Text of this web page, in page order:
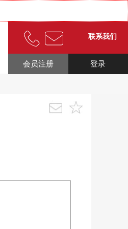
联系我们
登录
会员注册